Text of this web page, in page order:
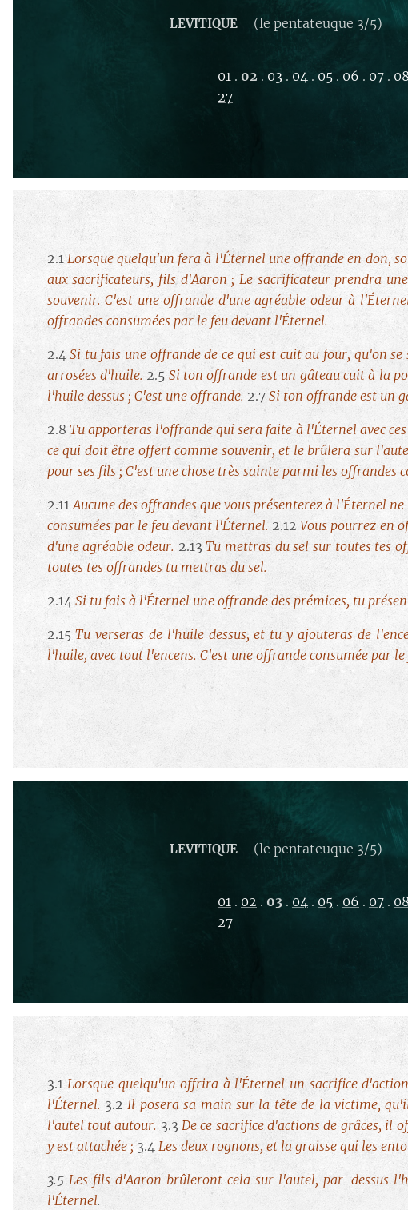
LEVITIQUE (le pentateuque 3/5)
01 . 02 . 03 . 04 . 05 . 06 . 07 . 08
27
2.1Lorsque quelqu'un fera à l'Éternel une offrande en don,
aux sacrificateurs, fils d'Aaron ; Le sacrificateur prendra
souvenir. C'est une offrande d'une agréable odeur à
offrandes consumées par le feu devant l'Éternel.
2.4Si tu fais une offrande de ce qui est cuit au four, qu'on
arrosées d'huile. 2.5 Si ton offrande est un gâteau cuit à la
l'huile dessus ; C'est une offrande. 2.7 Si ton offrande est un
2.8 Tu apporteras l'offrande qui sera faite à l'Éternel avec
ce qui doit être offert comme souvenir, et le brûlera sur
pour ses fils ; C'est une chose très sainte parmi les offrandes
2.11Aucune des offrandes que vous présenterez à l'Éternel
consumées par le feu devant l'Éternel. 2.12Vous pourrez en
d'une agréable odeur. 2.13Tu mettras du sel sur toutes tes
toutes tes offrandes tu mettras du sel.
2.14Si tu fais à l'Éternel une offrande des prémices, tu
2.15Tu verseras de l'huile dessus, et tu y ajouteras de
l'huile, avec tout l'encens. C'est une offrande consumée par
LEVITIQUE (le pentateuque 3/5)
01 . 02 . 03 . 04 . 05 . 06 . 07 . 08
27
3.1Lorsque quelqu'un offrira à l'Éternel un sacrifice
l'Éternel. 3.2 Il posera sa main sur la tête de la victime,
l'autel tout autour. 3.3 De ce sacrifice d'actions de grâces, il
y est attachée ; 3.4 Les deux rognons, et la graisse qui les
3.5Les fils d'Aaron brûleront cela sur l'autel, par-dessus
l'Éternel.